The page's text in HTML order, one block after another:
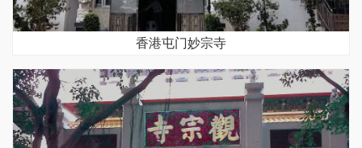
香港屯门妙宗寺